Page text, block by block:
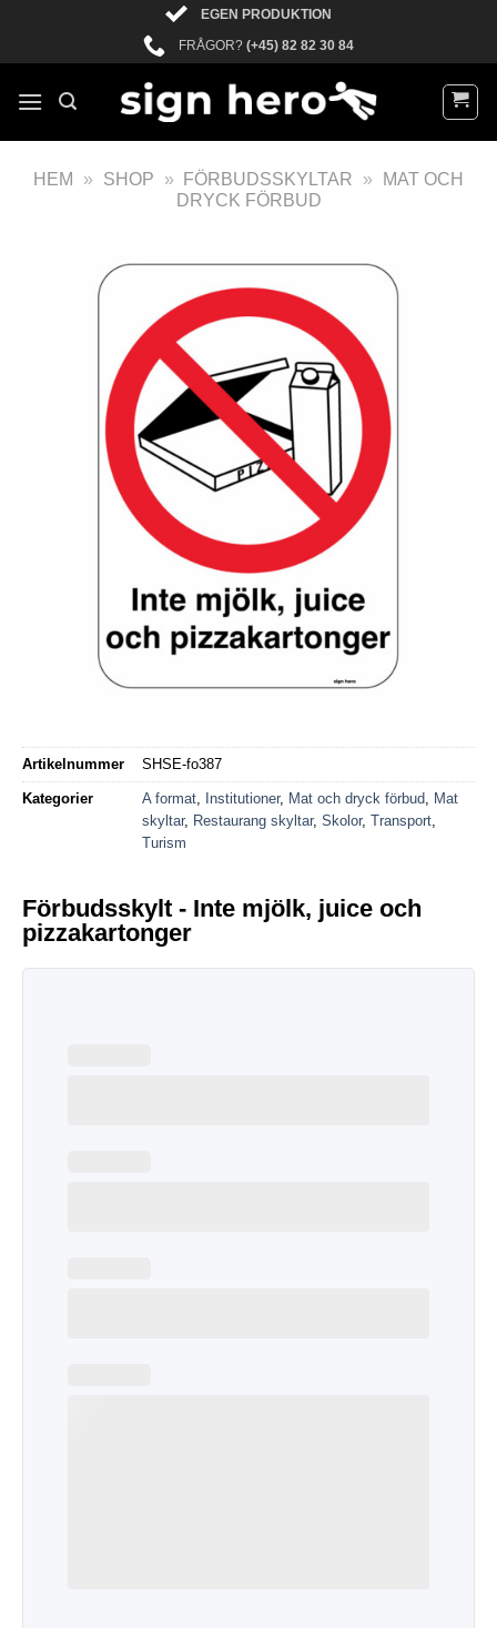
EGEN PRODUKTION
FRÅGOR? (+45) 82 82 30 84
HEM » SHOP » FÖRBUDSSKYLTAR »
MAT OCH
DRYCK FÖRBUD
Artikelnummer SHSE-fo387
Kategorier A format Institutioner, Mat och dryck förbud
Mat
skyltar, Restaurang skyltar, Skolor, Transport
Turism
Förbudsskylt - Inte mjölk, juice och
pizzakartonger